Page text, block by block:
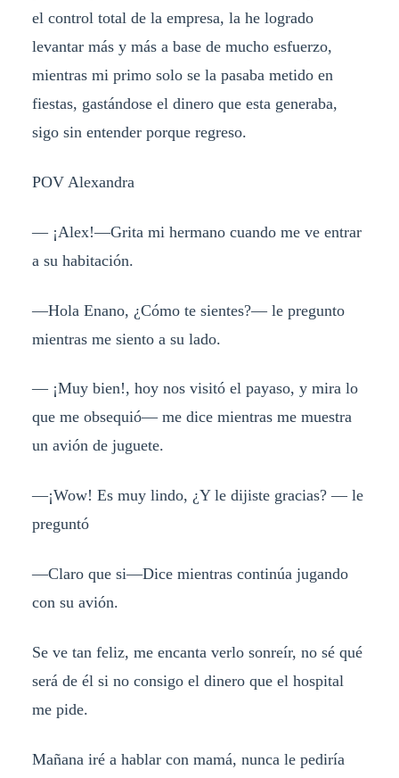
el control total de la empresa, la he logrado
levantar más y más a base de mucho esfuerzo,
mientras mi primo solo se la pasaba metido en
fiestas, gastándose el dinero que esta generaba,
sigo sin entender porque regreso.
POV Alexandra
— ¡Alex!—Grita mi hermano cuando me ve entrar
a su habitación.
—Hola Enano, ¿Cómo te sientes?— le pregunto
mientras me siento a su lado.
— ¡Muy bien!, hoy nos visitó el payaso, y mira lo
que me obsequió— me dice mientras me muestra
un avión de juguete.
—¡Wow! Es muy lindo, ¿Y le dijiste gracias? — le
preguntó
—Claro que si—Dice mientras continúa jugando
con su avión.
Se ve tan feliz, me encanta verlo sonreír, no sé qué
será de él si no consigo el dinero que el hospital
me pide.
Mañana iré a hablar con mamá, nunca le pediría